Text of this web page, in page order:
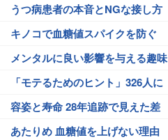
うつ病患者の本音とNGな接し方
キノコで血糖値スパイクを防ぐ
メンタルに良い影響を与える趣味
「モテるためのヒント」326人に
容姿と寿命 28年追跡で見えた差
あたりめ 血糖値を上げない理由